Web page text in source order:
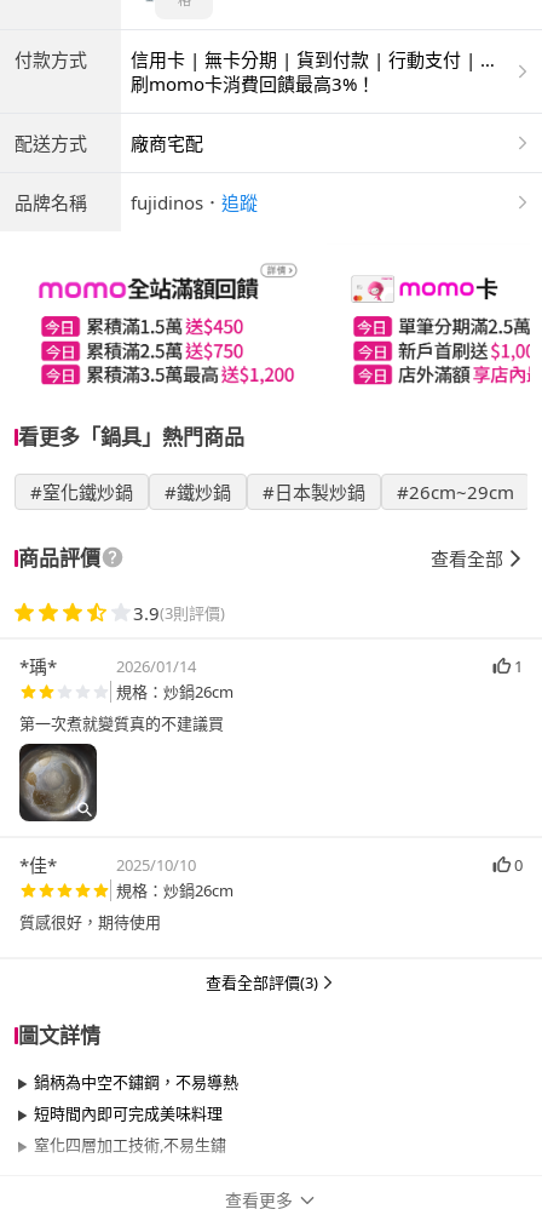
付款方式
信用卡 | 無卡分期 | 貨到付款 | 行動支付 | 超
商付款 | ATM | 銀聯卡
刷momo卡消費回饋最高3%！
配送方式 廠商宅配
品牌名稱 fujidinos ． 追蹤
看更多「鍋具」熱門商品
#窒化鐵炒鍋 #鐵炒鍋 #日本製炒鍋 #26cm~29cm
商品評價 查看全部
3.9(3則評價)
*瑀* 2026/01/14
1
規格：炒鍋26cm
第一次煮就變質真的不建議買
*佳* 2025/10/10
0
規格：炒鍋26cm
質感很好，期待使用
查看全部評價(3)
圖文詳情
鍋柄為中空不鏽鋼，不易導熱
短時間內即可完成美味料理
窒化四層加工技術,不易生鏽
查看更多